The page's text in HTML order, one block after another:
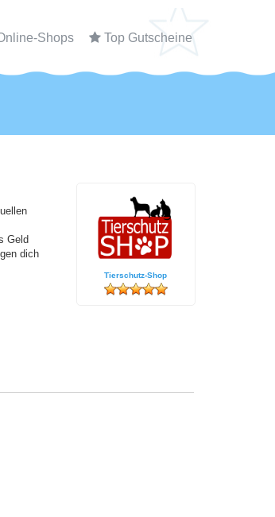
Shops Top Gutscheine
Geld
dich
Tierschutz-Shop